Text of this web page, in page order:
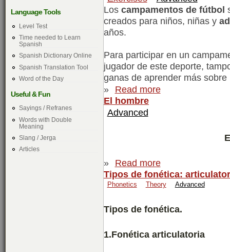
Language Tools
Level Test
Time needed to Learn
Spanish
Spanish Dictionary Online
Spanish Translation Tool
Word of the Day
Useful & Fun
Sayings / Refranes
Words with Double
Meaning
Slang / Jerga
Articles
Los campamentos de fútbol
creados para niños, niñas y
años.
Para participar en un
jugador de este deporte,
ganas de aprender más
»
Read more
El hombre
Advanced
»
Read more
Tipos de fonética:
Phonetics Theory Advanced
Tipos de fonética.
1.Fonética articulatoria